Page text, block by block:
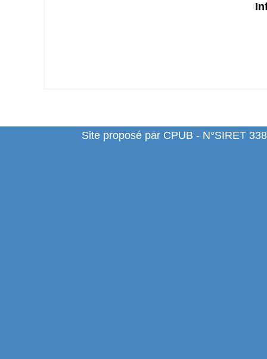
Site proposé par CPUB - N°SIRET